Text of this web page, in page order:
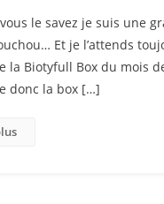
le savez je suis une
Et je l’attends
la Biotyfull Box du mois
donc la box […]